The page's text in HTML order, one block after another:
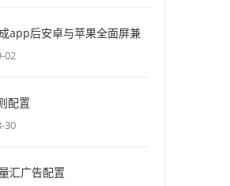
app后安卓与苹果全面屏兼
02
配置
30
汇广告配置